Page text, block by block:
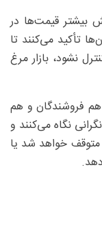
بیشتر قیمت‌ها در
تأکید می‌کنند تا
نشود، بازار مرغ
فروشندگان و هم
نگاه می‌کنند و
متوقف خواهد شد یا